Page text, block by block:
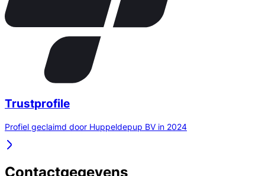
Trustprofile
Profiel geclaimd door Huppeldepup BV in 2024
Contactgegevens